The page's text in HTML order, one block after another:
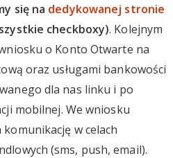
się na dedykowanej stronie
checkboxy). Kolejnym
o Konto Otwarte na
oraz usługami bankowości
dla nas linku i po
mobilnej. We wniosku
w celach
(sms, push, email).